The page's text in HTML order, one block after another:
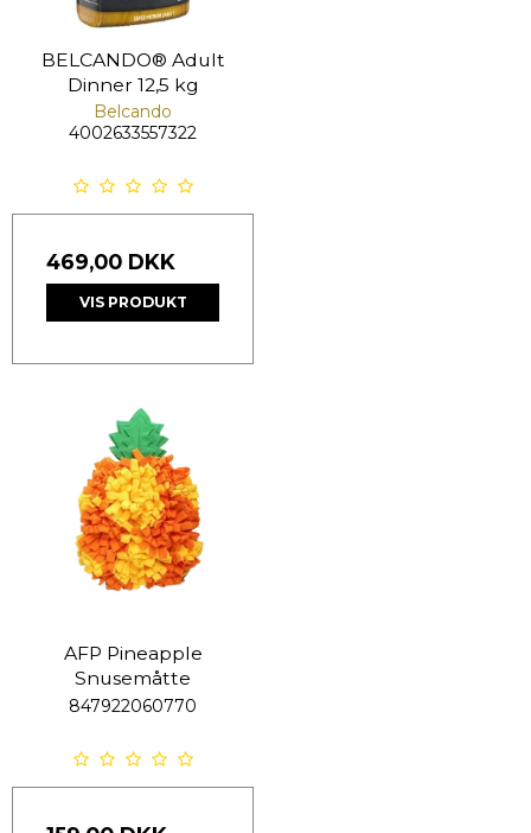
BELCANDO® Adult
Dinner 12,5 kg
Belcando
4002633557322
469,00 DKK
VIS PRODUKT
AFP Pineapple
Snusemåtte
847922060770